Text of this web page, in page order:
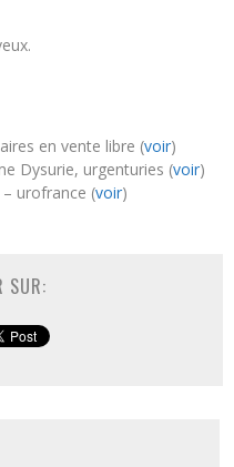
en vente libre (voir)
Dysurie, urgenturies (voir)
– urofrance (voir)
SUR: